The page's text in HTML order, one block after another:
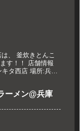
、 釜炊きとんこ
す！！ 店舗情報
タ西店 場所:兵庫
ーメン@兵庫